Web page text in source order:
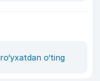
ro‘yxatdan o‘ting